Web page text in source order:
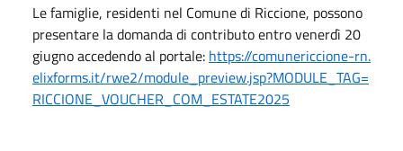
Le famiglie, residenti nel Comune di Riccione, possono
presentare la domanda di contributo entro venerdì 20
giugno accedendo al portale: https://comunericcione-rn.
elixforms.it/rwe2/module_ preview.jsp?MODULE_TAG=
RICCIONE_VOUCHER_COM_ ESTATE2025